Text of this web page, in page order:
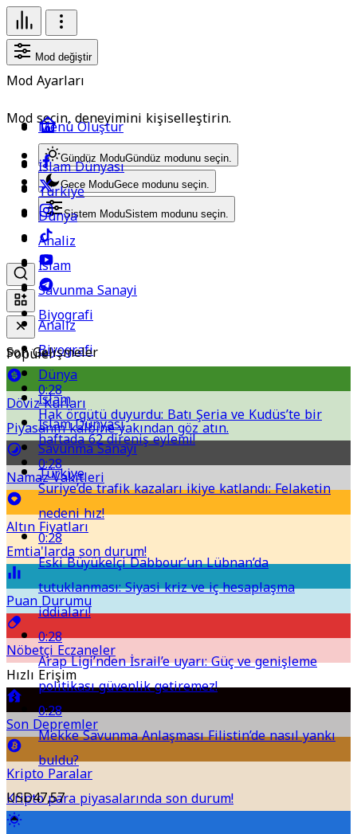
Mod değiştir
Mod Ayarları
Mod seçin, deneyimini kişiselleştirin.
Gündüz ModuGündüz modunu seçin.
Gece ModuGece modunu seçin.
Sistem ModuSistem modunu seçin.
Popüler
Döviz Kurları
Piyasanın kalbine yakından göz atın.
Namaz Vakitleri
Altın Fiyatları
Emtia'larda son durum!
Puan Durumu
Nöbetçi Eczaneler
Hızlı Erişim
Son Depremler
Kripto Paralar
Kripto para piyasalarında son durum!
Menü Oluştur
Analiz
Biyografi
Dünya
İslam
İslam Dünyası
Savunma Sanayi
Türkiye
İslam Dünyası
Türkiye
Dünya
Analiz
İslam
Savunma Sanayi
Biyografi
Son Gelişmeler
0:28
Hak örgütü duyurdu: Batı Şeria ve Kudüs’te bir
haftada 62 direniş eylemi!
0:28
Suriye’de trafik kazaları ikiye katlandı: Felaketin
nedeni hız!
0:28
Eski Büyükelçi Dabbour’un Lübnan’da
tutuklanması: Siyasi kriz ve iç hesaplaşma
iddiaları!
0:28
Arap Ligi’nden İsrail’e uyarı: Güç ve genişleme
politikası güvenlik getiremez!
0:28
Mekke Savunma Anlaşması Filistin’de nasıl yankı
buldu?
USD47,57